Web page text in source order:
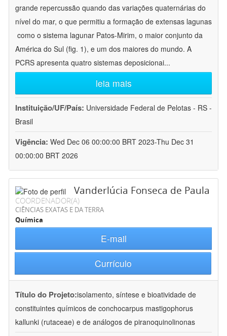
grande repercussão quando das variações quaternárias do
nível do mar, o que permitiu a formação de extensas lagunas
 como o sistema lagunar Patos-Mirim, o maior conjunto da
América do Sul (fig. 1), e um dos maiores do mundo. A
PCRS apresenta quatro sistemas deposicionai...
leia mais
Instituição/UF/País: Universidade Federal de Pelotas - RS -
Brasil
Vigência: Wed Dec 06 00:00:00 BRT 2023-Thu Dec 31
00:00:00 BRT 2026
Vanderlúcia Fonseca de Paula
COORDENADOR(A)
CIÊNCIAS EXATAS E DA TERRA
Química
E-mail
Currículo
Título do Projeto:isolamento, síntese e bioatividade de
constituintes químicos de conchocarpus mastigophorus
kallunki (rutaceae) e de análogos de piranoquinolinonas